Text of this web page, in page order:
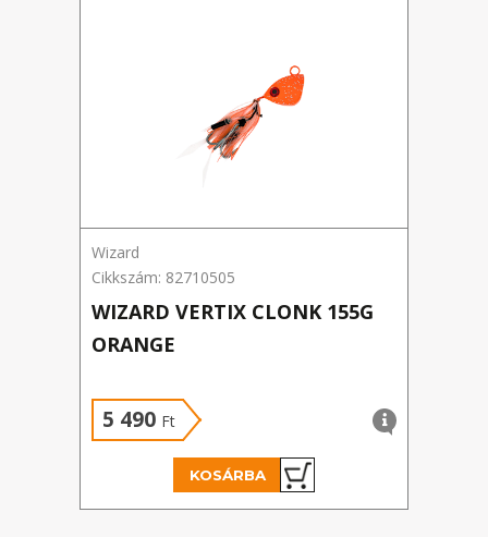
Wizard
Cikkszám: 82710505
WIZARD VERTIX CLONK 155G
ORANGE
5 490 Ft
KOSÁRBA